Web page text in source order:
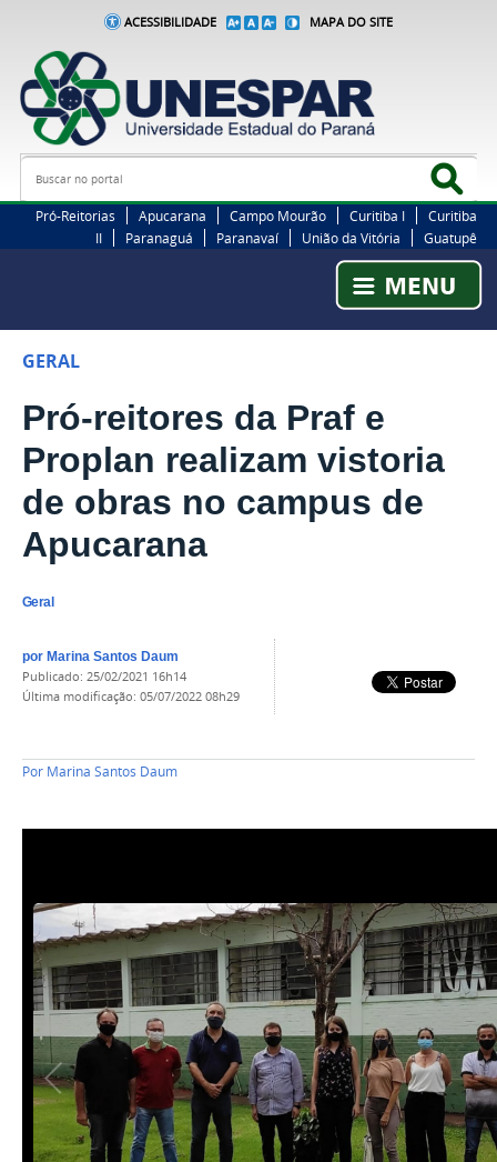
ACESSIBILIDADE MAPA DO SITE
Busca
Pró-Reitorias Apucarana Campo Mourão Curitiba I
Curitiba
II
Paranaguá Paranavaí União da Vitória Guatupê
GERAL
Pró-reitores da Praf e
Proplan realizam vistoria
de obras no campus de
Apucarana
Geral
por Marina Santos Daum
publicado: 25/02/2021 16h14
última modificação: 05/07/2022 08h29
Por Marina Santos Daum